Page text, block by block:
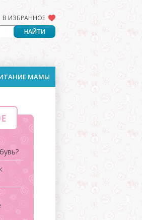
В ИЗБРАННОЕ
МАМЫ